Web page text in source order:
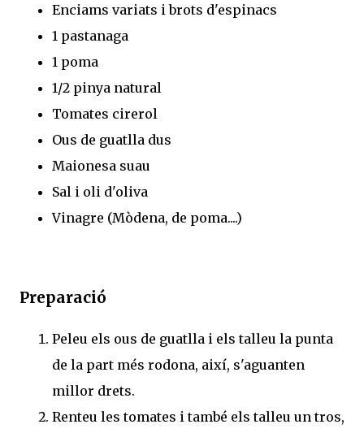
Enciams variats i brots d'espinacs
1 pastanaga
1 poma
1/2 pinya natural
Tomates cirerol
Ous de guatlla dus
Maionesa suau
Sal i oli d'oliva
Vinagre (Mòdena, de poma....)
Preparació
Peleu els ous de guatlla i els talleu la punta
de la part més rodona, així, s'aguanten
millor drets.
Renteu les tomates i també els talleu un tros,